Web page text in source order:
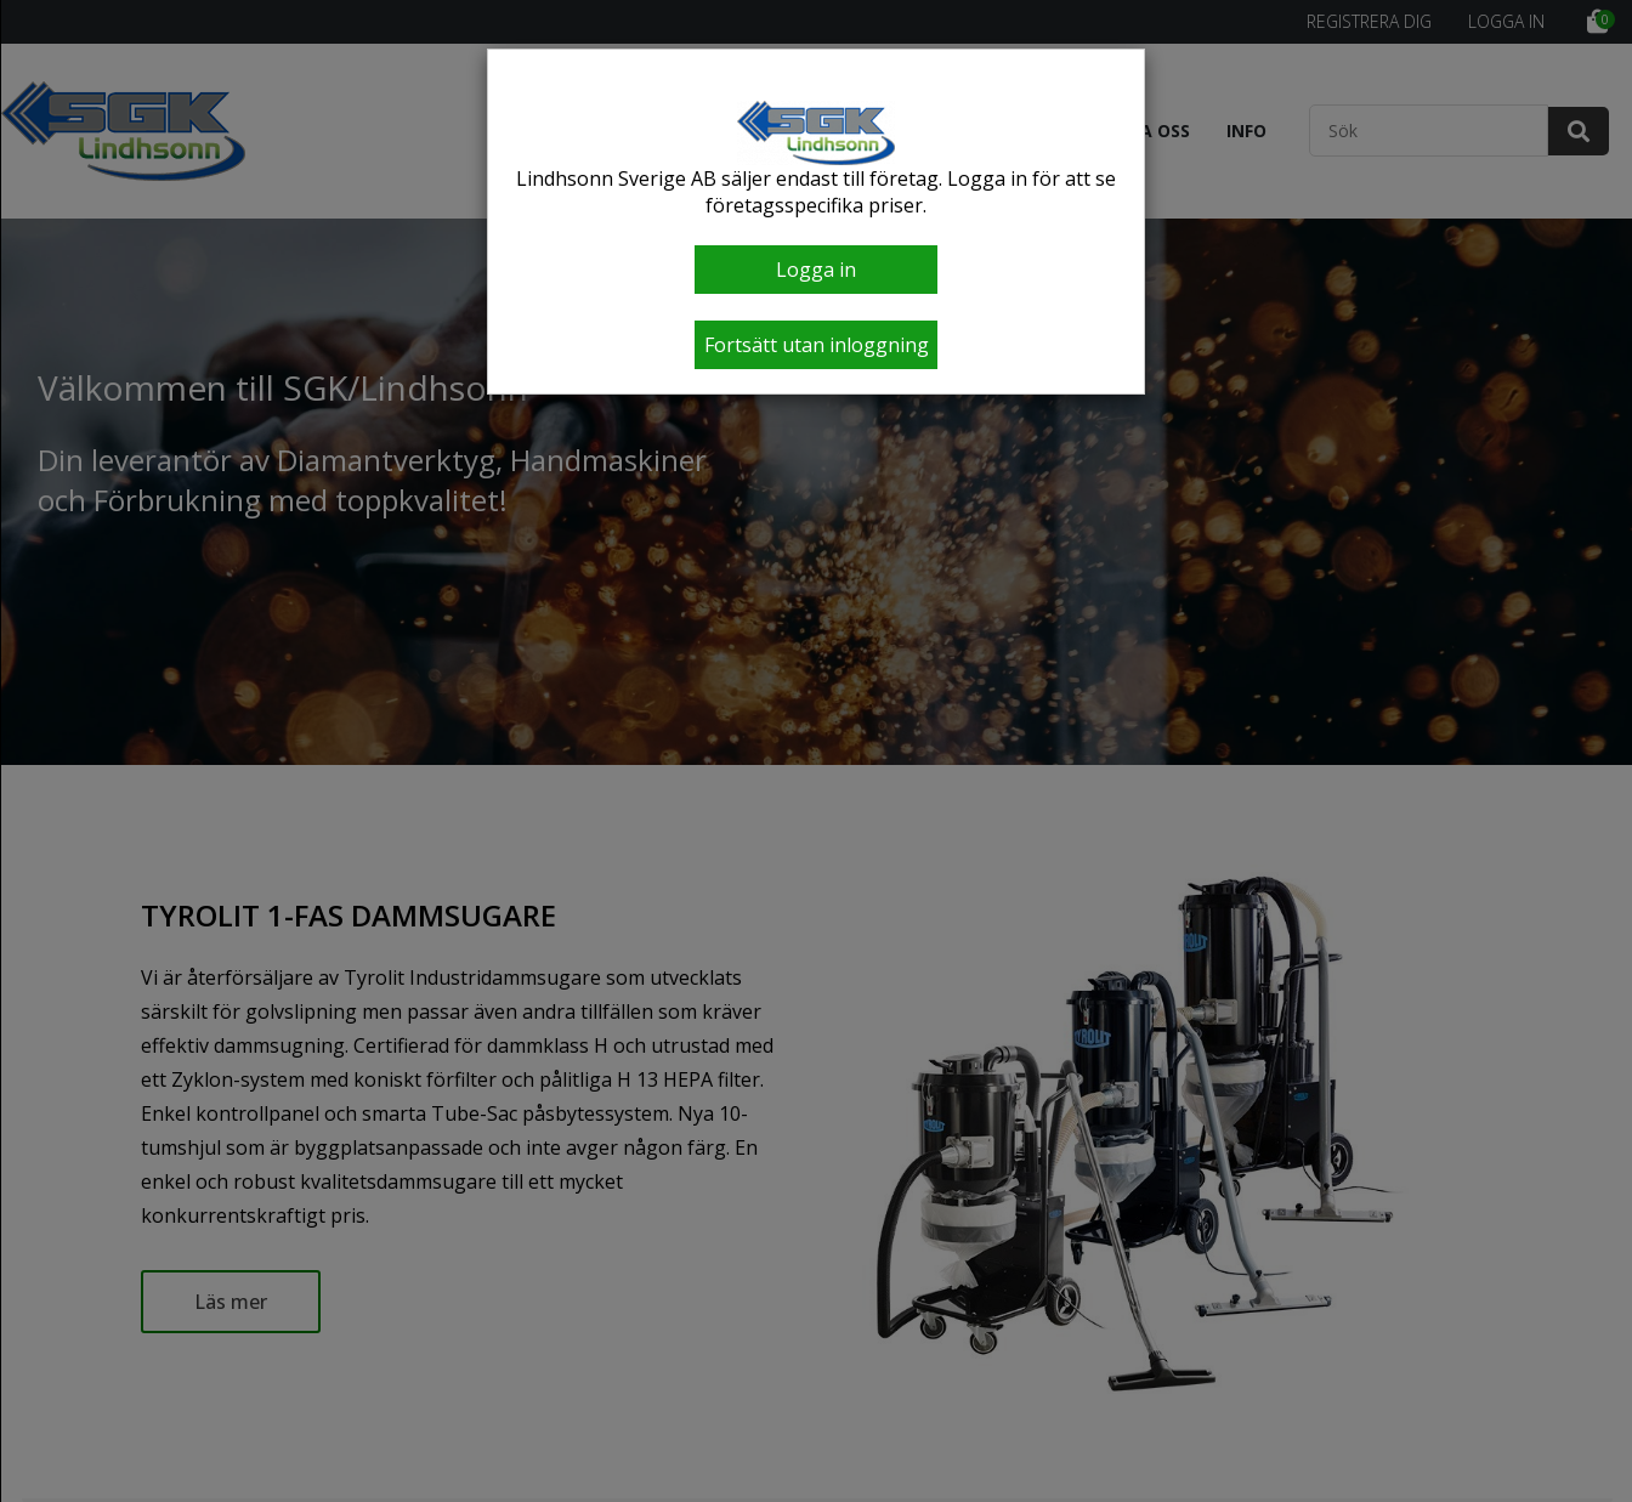
Lindhsonn Sverige AB säljer endast till företag. Logga in för att se
företagsspecifika priser.
Logga in
Fortsätt utan inloggning
REGISTRERA DIG LOGGA IN 0
KONTAKTA OSS INFO
Välkommen till SGK/Lindhsonn
Din leverantör av Diamantverktyg, Handmaskiner
och Förbrukning med toppkvalitet!
TYROLIT 1-FAS DAMMSUGARE
Vi är återförsäljare av Tyrolit Industridammsugare som utvecklats
särskilt för golvslipning men passar även andra tillfällen som kräver
effektiv dammsugning. Certifierad för dammklass H och utrustad med
ett Zyklon-system med koniskt förfilter och pålitliga H 13 HEPA filter.
Enkel kontrollpanel och smarta Tube-Sac påsbytessystem. Nya 10-
tumshjul som är byggplatsanpassade och inte avger någon färg. En
enkel och robust kvalitetsdammsugare till ett mycket
konkurrentskraftigt pris.
Läs mer